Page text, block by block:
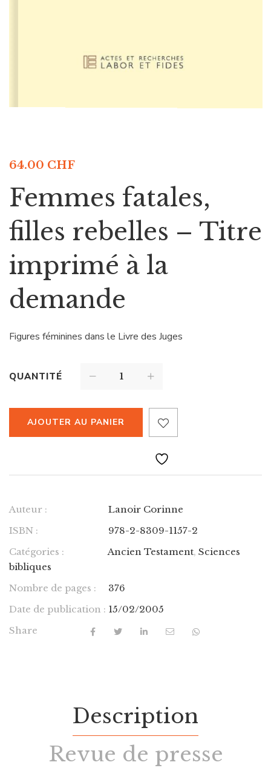
64.00 CHF
Femmes fatales,
filles rebelles – Titre
imprimé à la
demande
Figures féminines dans le Livre des Juges
QUANTITÉ
AJOUTER AU PANIER
Auteur :
Lanoir Corinne
ISBN :
978-2-8309-1157-2
Catégories :
Ancien Testament, Sciences
bibliques
Nombre de pages :
376
Date de publication : 15/02/2005
Share
Description
Revue de presse